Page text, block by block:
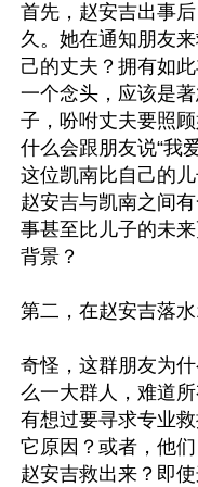
首先，赵安吉出事
久。她在通知朋友
己的丈夫？拥有如
一个念头，应该是
子，吩咐丈夫要照
什么会跟朋友说“我
这位凯南比自己的
赵安吉与凯南之间
事甚至比儿子的未
背景？
第二，在赵安吉落
奇怪，这群朋友为
么一大群人，难道
有想过要寻求专业
它原因？或者，他
赵安吉救出来？即